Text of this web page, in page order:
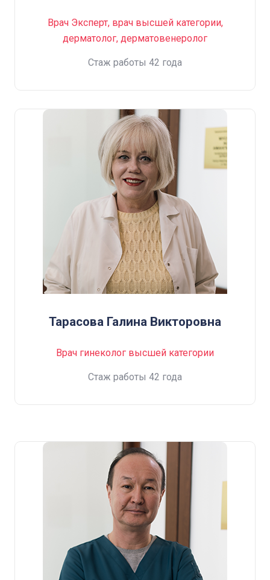
Врач Эксперт, врач высшей категории,
дерматолог, дерматовенеролог
Стаж работы 42 года
Тарасова Галина Викторовна
Врач гинеколог высшей категории
Cтаж работы 42 года